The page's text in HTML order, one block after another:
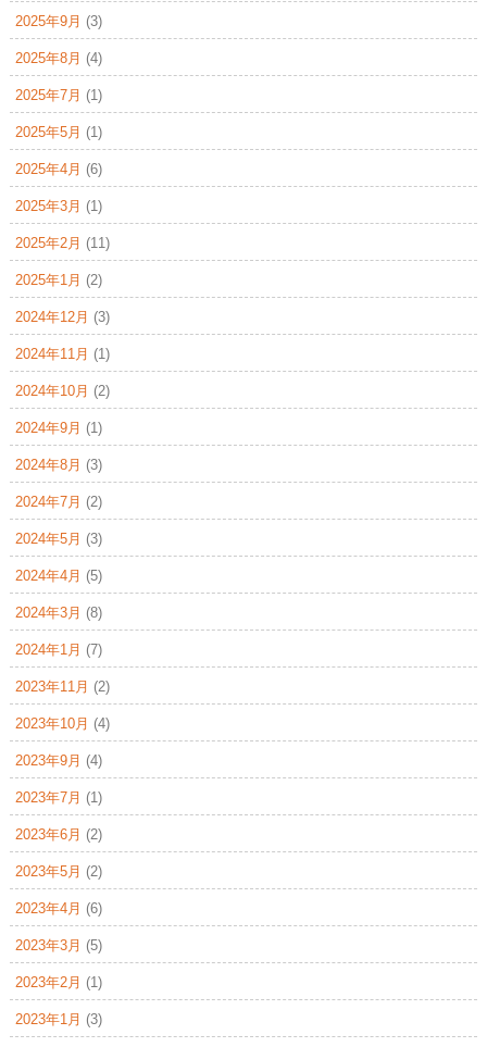
2025年9月 (3)
2025年8月 (4)
2025年7月 (1)
2025年5月 (1)
2025年4月 (6)
2025年3月 (1)
2025年2月 (11)
2025年1月 (2)
2024年12月 (3)
2024年11月 (1)
2024年10月 (2)
2024年9月 (1)
2024年8月 (3)
2024年7月 (2)
2024年5月 (3)
2024年4月 (5)
2024年3月 (8)
2024年1月 (7)
2023年11月 (2)
2023年10月 (4)
2023年9月 (4)
2023年7月 (1)
2023年6月 (2)
2023年5月 (2)
2023年4月 (6)
2023年3月 (5)
2023年2月 (1)
2023年1月 (3)